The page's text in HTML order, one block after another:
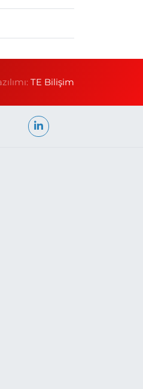
TE Bilişim